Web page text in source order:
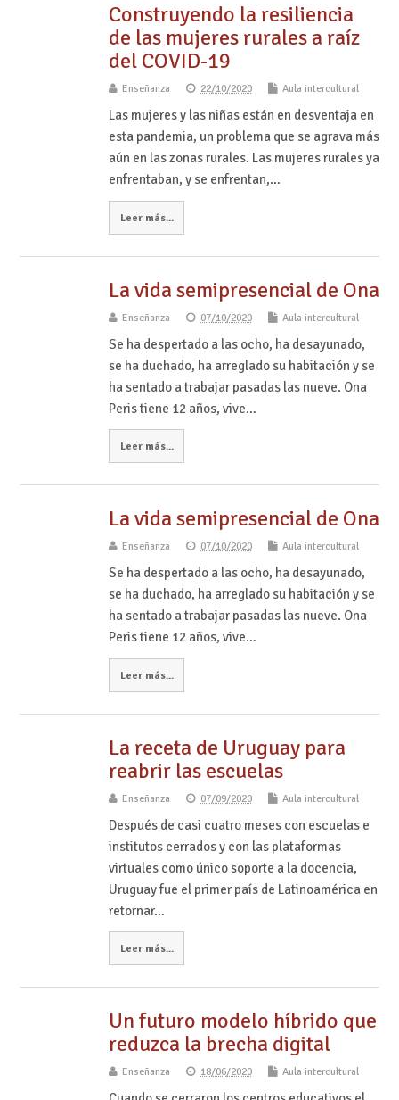
Construyendo la resiliencia
de las mujeres rurales a raíz
del COVID-19
Enseñanza 22/10/2020 Aula intercultural
Las mujeres y las niñas están en desventaja en
esta pandemia, un problema que se agrava más
aún en las zonas rurales. Las mujeres rurales ya
enfrentaban, y se enfrentan,…
Leer más...
La vida semipresencial de Ona
Enseñanza 07/10/2020 Aula intercultural
Se ha despertado a las ocho, ha desayunado,
se ha duchado, ha arreglado su habitación y se
ha sentado a trabajar pasadas las nueve. Ona
Peris tiene 12 años, vive…
Leer más...
La vida semipresencial de Ona
Enseñanza 07/10/2020 Aula intercultural
Se ha despertado a las ocho, ha desayunado,
se ha duchado, ha arreglado su habitación y se
ha sentado a trabajar pasadas las nueve. Ona
Peris tiene 12 años, vive…
Leer más...
La receta de Uruguay para
reabrir las escuelas
Enseñanza 07/09/2020 Aula intercultural
Después de casi cuatro meses con escuelas e
institutos cerrados y con las plataformas
virtuales como único soporte a la docencia,
Uruguay fue el primer país de Latinoamérica en
retornar…
Leer más...
Un futuro modelo híbrido que
reduzca la brecha digital
Enseñanza 18/06/2020 Aula intercultural